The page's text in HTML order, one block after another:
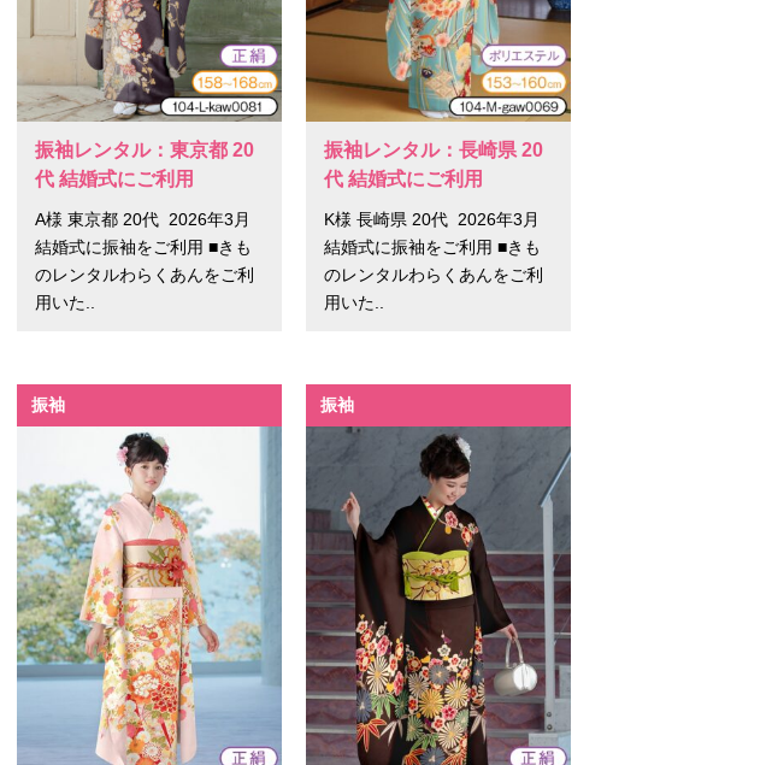
振袖レンタル：東京都 20
代 結婚式にご利用
A様 東京都 20代 2026年3月
結婚式に振袖をご利用 ■きも
のレンタルわらくあんをご利
用いた..
振袖レンタル：長崎県 20
代 結婚式にご利用
K様 長崎県 20代 2026年3月
結婚式に振袖をご利用 ■きも
のレンタルわらくあんをご利
用いた..
振袖 振袖